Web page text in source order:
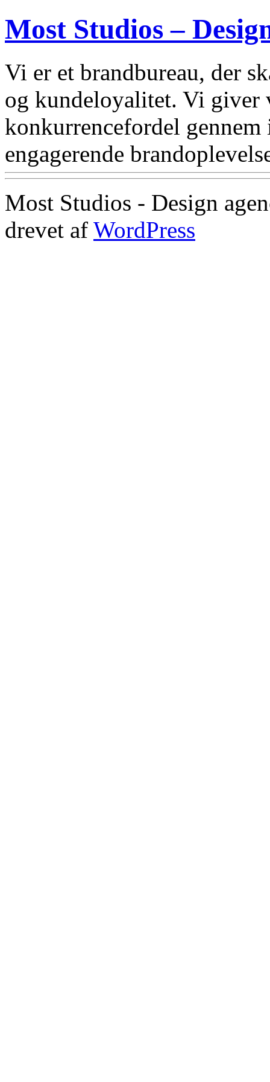
Most Studios –
Vi er et brandbureau, der
og kundeloyalitet. Vi giver
konkurrencefordel
engagerende
Most Studios - Design
drevet af WordPress